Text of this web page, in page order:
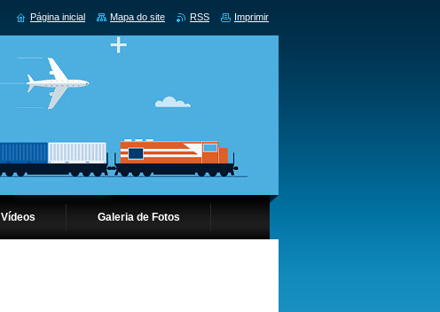
Vídeos Galeria de Fotos
Página inicial Mapa do site RSS Imprimir